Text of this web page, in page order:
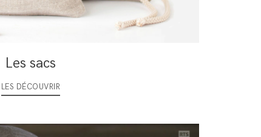
Les sacs
LES DÉCOUVRIR